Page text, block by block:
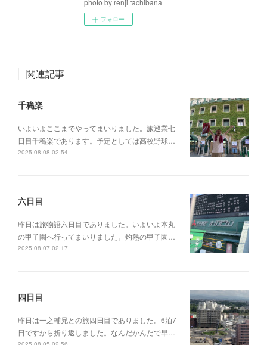
photo by renji tachibana
フォロー
関連記事
千穐楽
いよいよここまでやってまいりました。旅巡業七
日目千穐楽であります。予定としては高校野球…
2025.08.08 02:54
六日目
昨日は旅物語六日目でありました。いよいよ本丸
の甲子園へ行ってまいりました。灼熱の甲子園…
2025.08.07 02:17
四日目
昨日は一之輔兄との旅四日目でありました。6泊7
日ですから折り返しました。なんだかんだで早…